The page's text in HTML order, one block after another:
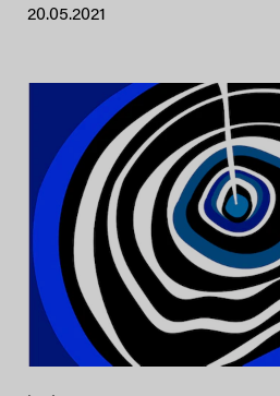
20.05.2021